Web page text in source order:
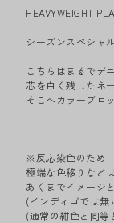
HEAVYWEIGHT
シーズンスペシャ
こちらはまるでデ
芯を白く残したネ
そこへカラーブロ
※反応染色のため
極端な色移りなど
あくまでイメージ
(インディゴでは無
(通常の紺色と同等